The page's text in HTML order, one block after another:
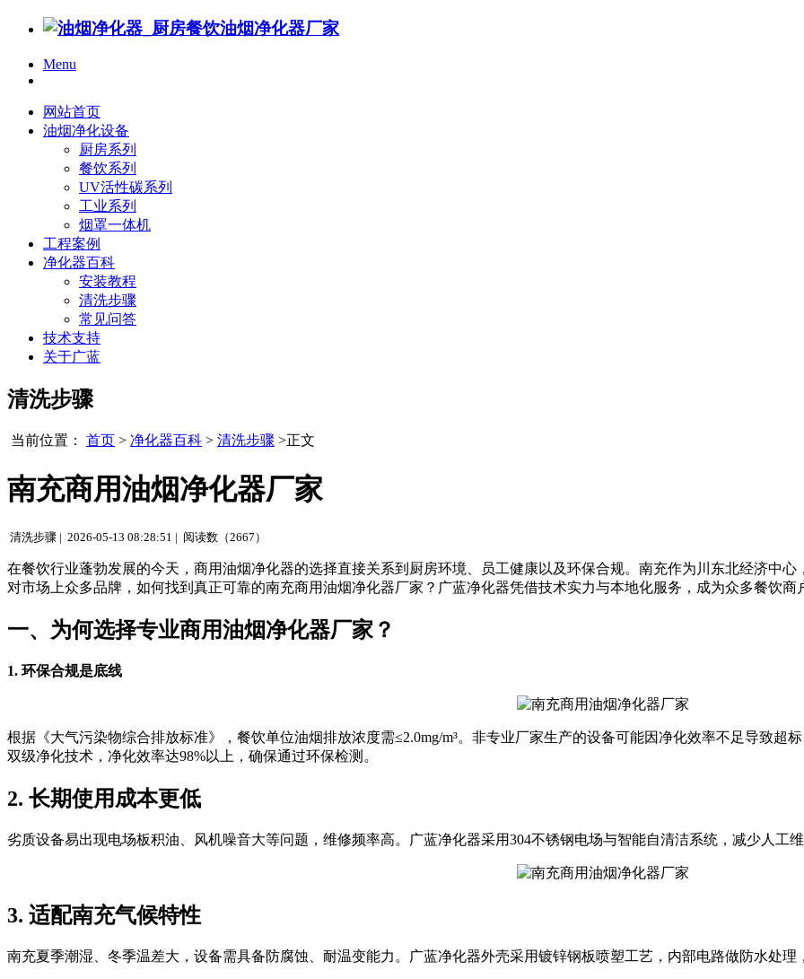
Menu
网站首页
油烟净化设备
厨房系列
餐饮系列
UV活性碳系列
工业系列
烟罩一体机
工程案例
净化器百科
安装教程
清洗步骤
常见问答
技术支持
关于广蓝
清洗步骤
当前位置： 首页 > 净化器百科 > 清洗步骤 >正文
南充商用油烟净化器厂家
清洗步骤 | 2026-05-13 08:28:51 | 阅读数（2667）
在餐饮行业蓬勃发展的今天，商用油烟净化器的选择直接关系到厨房环境、员工健康以及环保合规。南充作为川东北经济中
对市场上众多品牌，如何找到真正可靠的南充商用油烟净化器厂家？广蓝净化器凭借技术实力与本地化服务，成为众多餐饮商
一、为何选择专业商用油烟净化器厂家？
1. 环保合规是底线
根据《大气污染物综合排放标准》，餐饮单位油烟排放浓度需≤2.0mg/m³。非专业厂家生产的设备可能因净化效率不足导致超
双级净化技术，净化效率达98%以上，确保通过环保检测。
2. 长期使用成本更低
劣质设备易出现电场板积油、风机噪音大等问题，维修频率高。广蓝净化器采用304不锈钢电场与智能自清洁系统，减少人工
3. 适配南充气候特性
南充夏季潮湿、冬季温差大，设备需具备防腐蚀、耐温变能力。广蓝净化器外壳采用镀锌钢板喷塑工艺，内部电路做防水处